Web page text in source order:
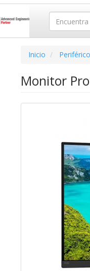
Inicio
Monitor